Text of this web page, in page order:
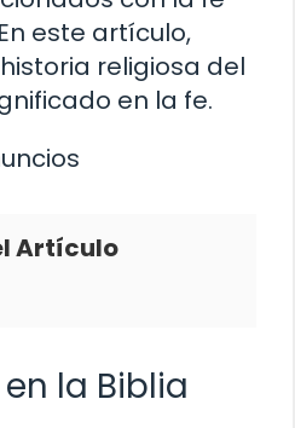
este artículo,
religiosa del
en la fe.
Artículo
la Biblia